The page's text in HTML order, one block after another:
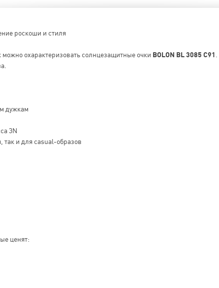
роскоши и стиля
охарактеризовать солнцезащитные очки BOLON BL 3085 C91
дужкам
3N
так и для casual-образов
ценят: